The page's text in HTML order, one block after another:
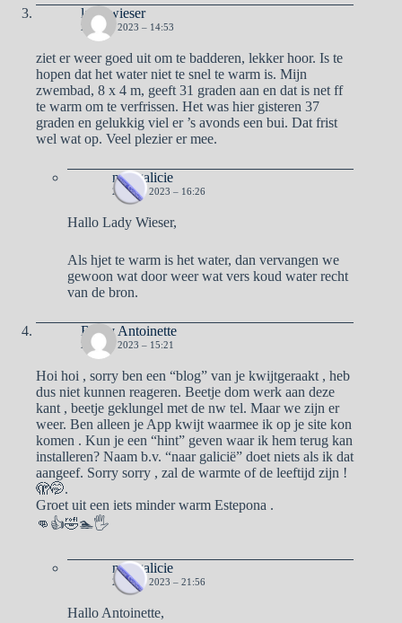
lady wieser
21 JULI 2023 – 14:53
ziet er weer goed uit om te badderen, lekker hoor. Is te
hopen dat het water niet te snel te warm is. Mijn
zwembad, 8 x 4 m, geeft 31 graden aan en dat is net ff
te warm om te verfrissen. Het was hier gisteren 37
graden en gelukkig viel er ’s avonds een bui. Dat frist
wel wat op. Veel plezier er mee.
naargalicie
21 JULI 2023 – 16:26
Hallo Lady Wieser,
Als hjet te warm is het water, dan vervangen we
gewoon wat door weer wat vers koud water recht
van de bron.
Ben y Antoinette
23 JULI 2023 – 15:21
Hoi hoi , sorry ben een “blog” van je kwijtgeraakt , heb
dus niet kunnen reageren. Beetje dom werk aan deze
kant , beetje geklungel met de nw tel. Maar we zijn er
weer. Ben alleen je App kwijt waarmee ik op je site kon
komen . Kun je een “hint” geven waar ik hem terug kan
installeren? Naam b.v. “naar galicië” doet niets als ik dat
aangeef. Sorry sorry , zal de warmte of de leeftijd zijn !
🫣🤭.
Groet uit een iets minder warm Estepona .
👊👍🤣🏊🖐
naargalicie
25 JULI 2023 – 21:56
Hallo Antoinette,